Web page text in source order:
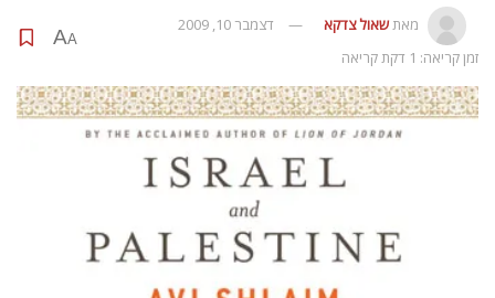
מאתשאול צדקא
דצמבר 10, 2009
זמן קריאה: 1 דקת קריאה
A
A